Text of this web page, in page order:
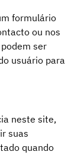
formulário
ou nos
ser
usuário para
neste site,
suas
quando